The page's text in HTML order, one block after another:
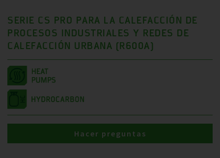
SERIE CS PRO PARA LA CALEFACCIÓN DE
PROCESOS INDUSTRIALES Y REDES DE
CALEFACCIÓN URBANA (R600A)
Hacer preguntas